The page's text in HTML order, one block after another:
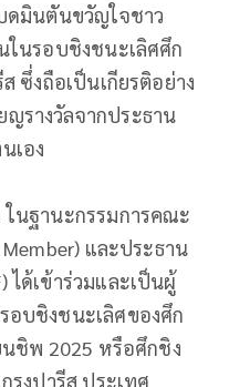
ดมินตันขวัญใจชาว
ในรอบชิงชนะเลิศศึก
ซึ่งถือเป็นเกียรติอย่าง
รางวัลจากประธาน
เอง
นฐานะกรรมการคณะ
และประธาน
ด้เข้าร่วมและเป็นผู้
อบชิงชนะเลิศของศึก
นชิพ 2025 หรือศึกชิง
รุงปารีส ประเทศ